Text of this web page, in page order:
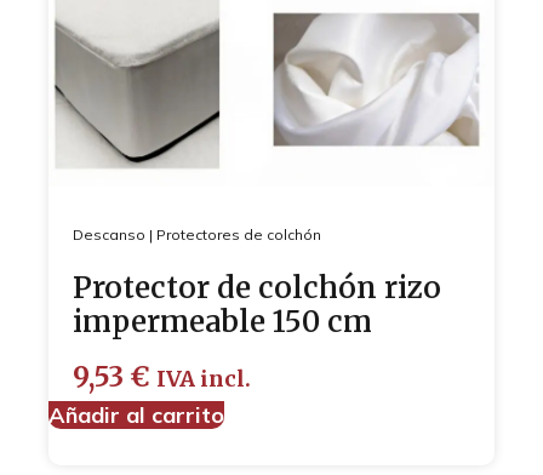
Descanso | Protectores de colchón
Protector de colchón rizo
impermeable 150 cm
9,53 € IVA incl.
Añadir al carrito